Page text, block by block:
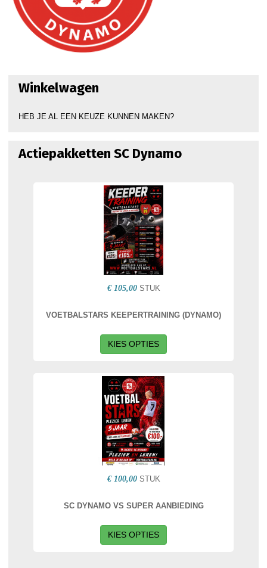
Winkelwagen
HEB JE AL EEN KEUZE KUNNEN MAKEN?
Actiepakketten SC Dynamo
€ 105,00 STUK
VOETBALSTARS KEEPERTRAINING (DYNAMO)
KIES OPTIES
€ 100,00 STUK
SC DYNAMO VS SUPER AANBIEDING
KIES OPTIES